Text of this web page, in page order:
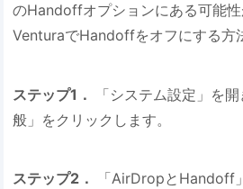
のHandoffオプションにある可能
VenturaでHandoffをオフにする方
ステップ1．
「システム設定」を
般」をクリックします。
ステップ2．
「AirDropとHandoff